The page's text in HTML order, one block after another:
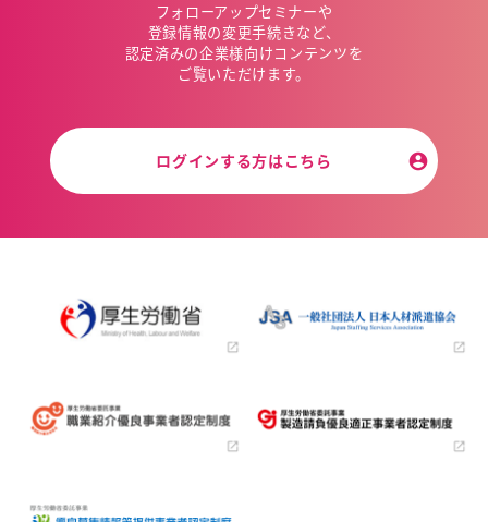
フォローアップセミナーや
登録情報の変更手続きなど、
認定済みの企業様向けコンテンツを
ご覧いただけます。
ログインする方はこちら